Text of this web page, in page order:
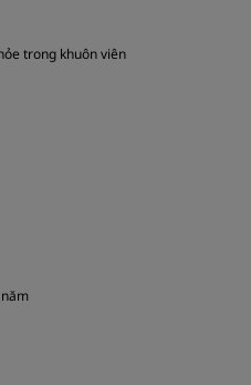
trong khuôn viên